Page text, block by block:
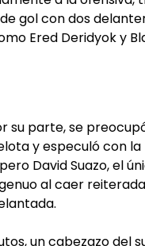
gol con dos
Ered Deridyok y
su parte, se
y especuló con la
David Suazo, el
al caer
un cabezazo del